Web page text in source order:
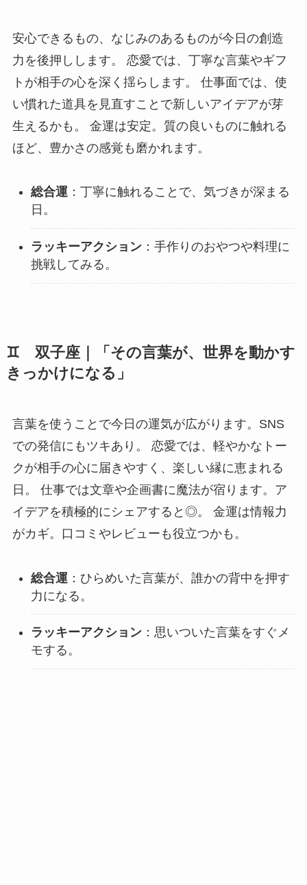
安心できるもの、なじみのあるものが今日の創造
力を後押しします。 恋愛では、丁寧な言葉やギフ
トが相手の心を深く揺らします。 仕事面では、使
い慣れた道具を見直すことで新しいアイデアが芽
生えるかも。 金運は安定。質の良いものに触れる
ほど、豊かさの感覚も磨かれます。
総合運：丁寧に触れることで、気づきが深まる
日。
ラッキーアクション：手作りのおやつや料理に
挑戦してみる。
♊ 双子座｜「その言葉が、世界を動かす
きっかけになる」
言葉を使うことで今日の運気が広がります。SNS
での発信にもツキあり。 恋愛では、軽やかなトー
クが相手の心に届きやすく、楽しい縁に恵まれる
日。 仕事では文章や企画書に魔法が宿ります。ア
イデアを積極的にシェアすると◎。 金運は情報力
がカギ。口コミやレビューも役立つかも。
総合運 ：ひらめいた言葉が、誰かの背中を押す
力になる。
ラッキーアクション：思いついた言葉をすぐメ
モする。